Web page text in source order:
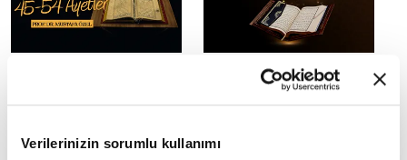
Verilerinizin sorumlu kullanımı
Osman Şahin'in sesinden
30. Cüz I Mukabele